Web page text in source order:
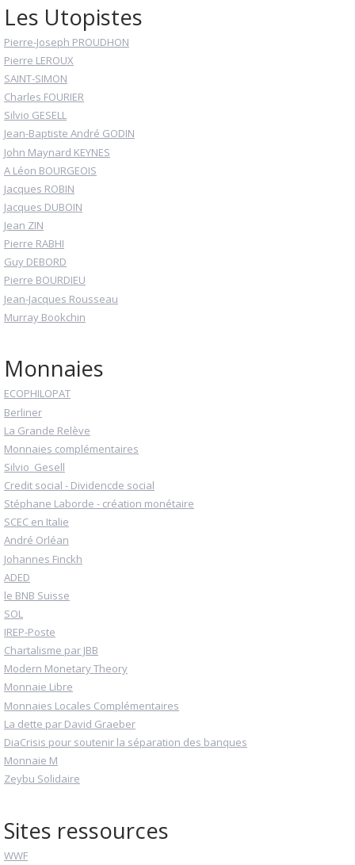
Les Utopistes
Pierre-Joseph PROUDHON
Pierre LEROUX
SAINT-SIMON
Charles FOURIER
Silvio GESELL
Jean-Baptiste André GODIN
John Maynard KEYNES
A Léon BOURGEOIS
Jacques ROBIN
Jacques DUBOIN
Jean ZIN
Pierre RABHI
Guy DEBORD
Pierre BOURDIEU
Jean-Jacques Rousseau
Murray Bookchin
Monnaies
ECOPHILOPAT
Berliner
La Grande Relève
Monnaies complémentaires
Silvio_Gesell
Credit social - Dividencde social
Stéphane Laborde - création monétaire
SCEC en Italie
André Orléan
Johannes Finckh
ADED
le BNB Suisse
SOL
IREP-Poste
Chartalisme par JBB
Modern Monetary Theory
Monnaie Libre
Monnaies Locales Complémentaires
La dette par David Graeber
DiaCrisis pour soutenir la séparation des banques
Monnaie M
Zeybu Solidaire
Sites ressources
WWF